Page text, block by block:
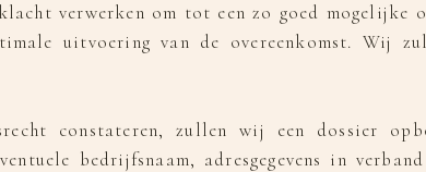
verwerken om tot een zo goed mogelijke
uitvoering van de overeenkomst. Wij
constateren, zullen wij een dossier
bedrijfsnaam, adresgegevens in